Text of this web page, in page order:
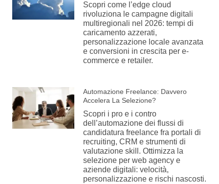
Scopri come l’edge cloud
rivoluziona le campagne digitali
multiregionali nel 2026: tempi di
caricamento azzerati,
personalizzazione locale avanzata
e conversioni in crescita per e-
commerce e retailer.
Automazione Freelance: Davvero
Accelera La Selezione?
Scopri i pro e i contro
dell’automazione dei flussi di
candidatura freelance fra portali di
recruiting, CRM e strumenti di
valutazione skill. Ottimizza la
selezione per web agency e
aziende digitali: velocità,
personalizzazione e rischi nascosti.